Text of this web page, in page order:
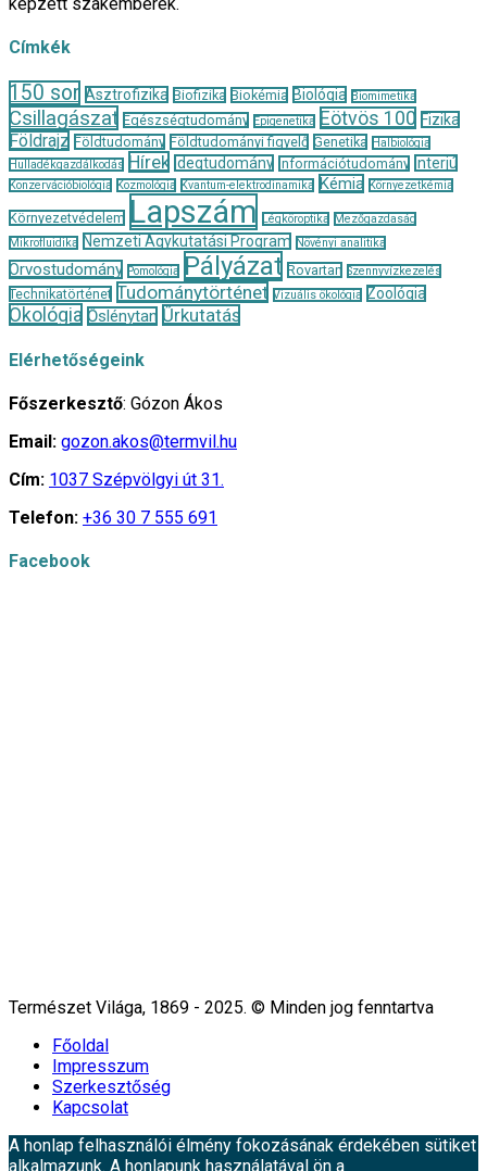
Címkék
150 sor Asztrofizika Biofizika Biokémia Biológia Biomimetika
Csillagászat Egészségtudomány Epigenetika Eötvös 100 Fizika
Földrajz Földtudomány Földtudományi figyelő Genetika
Halbiológia
Hulladékgazdálkodás
Hírek Idegtudomány Információtudomány Interjú
Konzervációbiológia Kozmológia Kvantum-elektrodinamika Kémia Környezetkémia
Környezetvédelem Lapszám Légköroptika
Mezőgazdaság
Mikrofluidika
Nemzeti Agykutatási Program Növényi analitika
Orvostudomány Pomológia Pályázat Rovartan Szennyvízkezelés
Technikatörténet Tudománytörténet Vizuális ökológia Zoológia
Ökológia Őslénytan Űrkutatás
Elérhetőségeink
Főszerkesztő: Gózon Ákos
Email: gozon.akos@termvil.hu
Cím: 1037 Szépvölgyi út 31.
Telefon: +36 30 7 555 691
Facebook
Természet Világa, 1869 - 2025. © Minden jog fenntartva
Főoldal
Impresszum
Szerkesztőség
Kapcsolat
A honlap felhasználói élmény fokozásának érdekében sütiket
alkalmazunk. A honlapunk használatával ön a